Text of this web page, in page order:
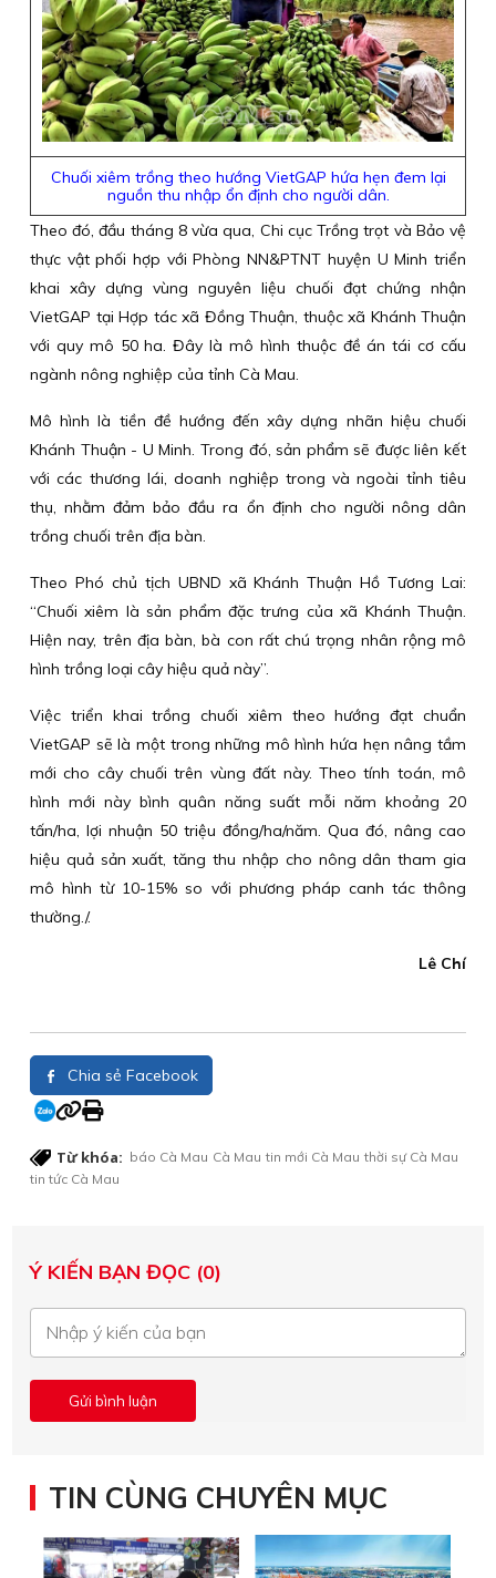
Chuối xiêm trồng theo hướng VietGAP hứa hẹn đem lại
nguồn thu nhập ổn định cho người dân.
Theo đó, đầu tháng 8 vừa qua, Chi cục Trồng trọt và Bảo vệ
thực vật phối hợp với Phòng NN&PTNT huyện U Minh triển
khai xây dựng vùng nguyên liệu chuối đạt chứng nhận
VietGAP tại Hợp tác xã Đồng Thuận, thuộc xã Khánh Thuận
với quy mô 50 ha. Đây là mô hình thuộc đề án tái cơ cấu
ngành nông nghiệp của tỉnh Cà Mau.
Mô hình là tiền đề hướng đến xây dựng nhãn hiệu chuối
Khánh Thuận - U Minh. Trong đó, sản phẩm sẽ được liên kết
với các thương lái, doanh nghiệp trong và ngoài tỉnh tiêu
thụ, nhằm đảm bảo đầu ra ổn định cho người nông dân
trồng chuối trên địa bàn.
Theo Phó chủ tịch UBND xã Khánh Thuận Hồ Tương Lai:
“Chuối xiêm là sản phẩm đặc trưng của xã Khánh Thuận.
Hiện nay, trên địa bàn, bà con rất chú trọng nhân rộng mô
hình trồng loại cây hiệu quả này”.
Việc triển khai trồng chuối xiêm theo hướng đạt chuẩn
VietGAP sẽ là một trong những mô hình hứa hẹn nâng tầm
mới cho cây chuối trên vùng đất này. Theo tính toán, mô
hình mới này bình quân năng suất mỗi năm khoảng 20
tấn/ha, lợi nhuận 50 triệu đồng/ha/năm. Qua đó, nâng cao
hiệu quả sản xuất, tăng thu nhập cho nông dân tham gia
mô hình từ 10-15% so với phương pháp canh tác thông
thường./.
Lê Chí
Chia sẻ Facebook
Từ khóa: báo Cà Mau Cà Mau tin mới Cà Mau thời sự Cà Mau
tin tức Cà Mau
Ý KIẾN BẠN ĐỌC (0)
TIN CÙNG CHUYÊN MỤC